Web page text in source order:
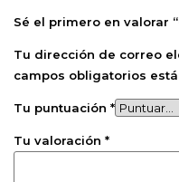
Sé el primero en valorar
Tu dirección de correo
campos obligatorios
Tu puntuación *
Tu valoración *